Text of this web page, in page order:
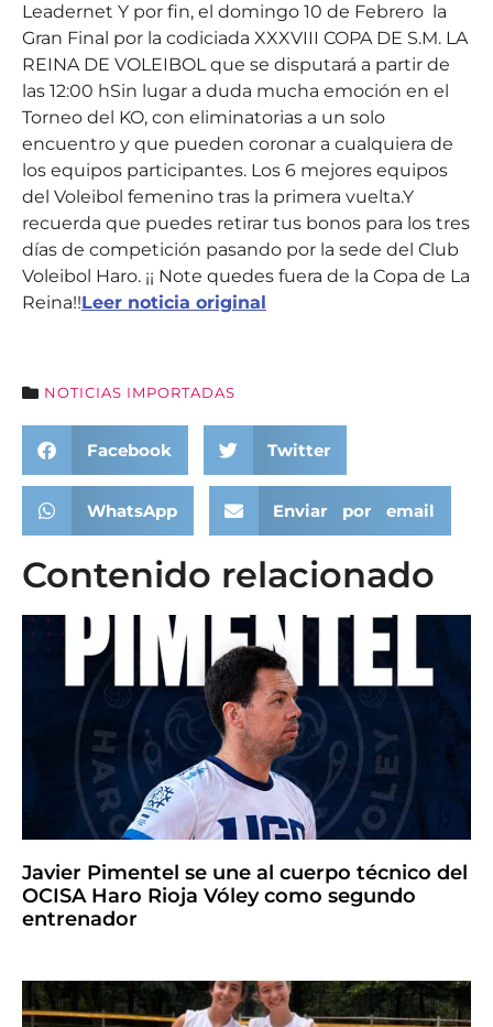
Leadernet Y por fin, el domingo 10 de Febrero la
Gran Final por la codiciada XXXVIII COPA DE S.M. LA
REINA DE VOLEIBOL que se disputará a partir de
las 12:00 hSin lugar a duda mucha emoción en el
Torneo del KO, con eliminatorias a un solo
encuentro y que pueden coronar a cualquiera de
los equipos participantes. Los 6 mejores equipos
del Voleibol femenino tras la primera vuelta.Y
recuerda que puedes retirar tus bonos para los tres
días de competición pasando por la sede del Club
Voleibol Haro. ¡¡ Note quedes fuera de la Copa de La
Reina!!Leer noticia original
NOTICIAS IMPORTADAS
Facebook Twitter
WhatsApp Enviar por email
Contenido relacionado
Javier Pimentel se une al cuerpo técnico del
OCISA Haro Rioja Vóley como segundo
entrenador